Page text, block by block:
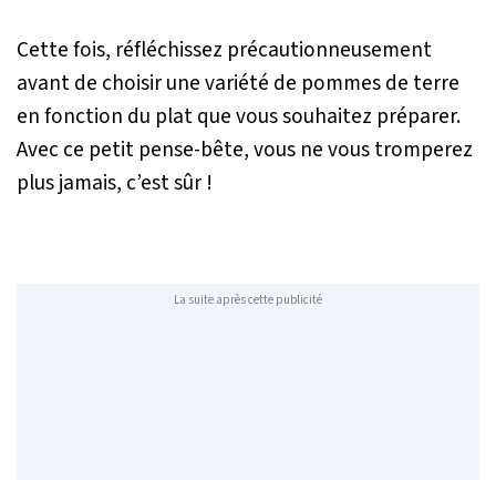
Cette fois, réfléchissez précautionneusement
avant de choisir une variété de pommes de terre
en fonction du plat que vous souhaitez préparer.
Avec ce petit pense-bête, vous ne vous tromperez
plus jamais, c’est sûr !
La suite après cette publicité